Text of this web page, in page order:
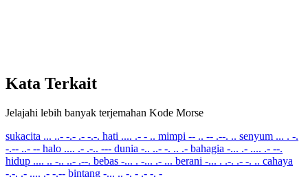
Kata Terkait
Jelajahi lebih banyak terjemahan Kode Morse
sukacita ... ..- -.- .- -.-. hati .... .- - .. mimpi -- .. -- .--. .. senyum ... . -.
-.-- ..- -- halo .... .- .-.. --- dunia -.. ..- -. .. .- bahagia -... .- .... .- --.
hidup .... .. -.. ..- .--. bebas -... . -... .- ... berani -... . .-. .- -. .. cahaya
-.-. .- .... .- -.-- bintang -... .. -. - .- -. -